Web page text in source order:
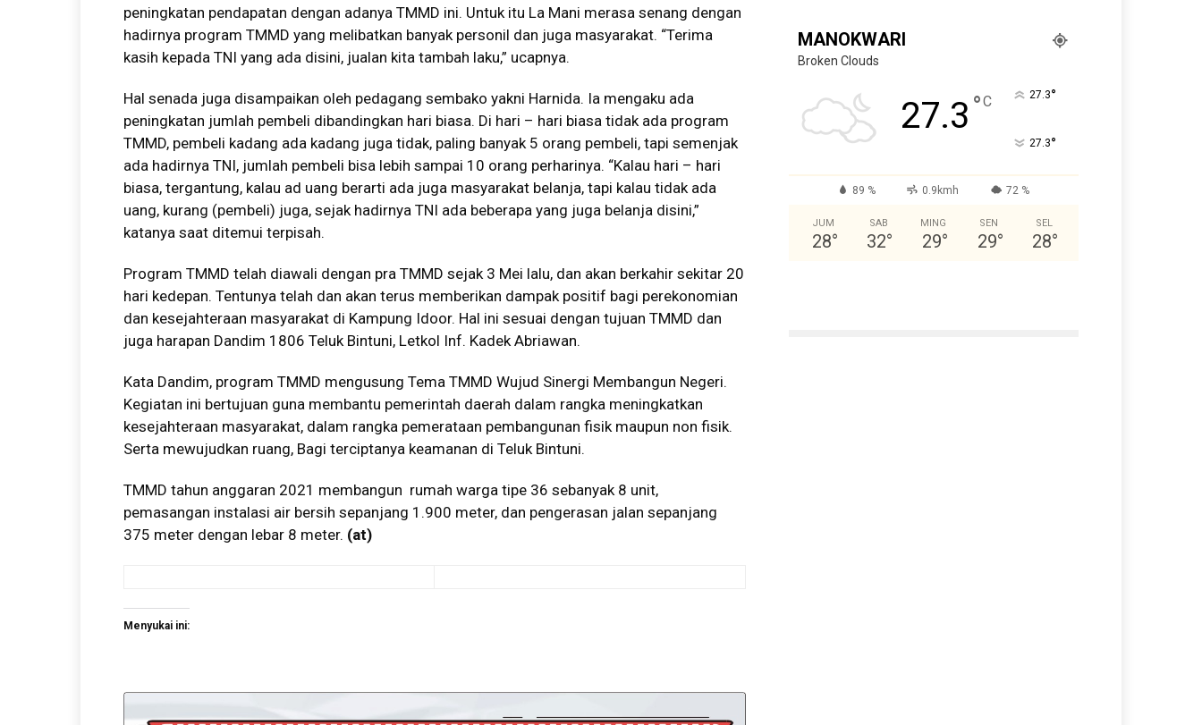
peningkatan pendapatan dengan adanya TMMD ini. Untuk itu La Mani merasa senang dengan
hadirnya program TMMD yang melibatkan banyak personil dan juga masyarakat. “Terima
kasih kepada TNI yang ada disini, jualan kita tambah laku,” ucapnya.
Hal senada juga disampaikan oleh pedagang sembako yakni Harnida. Ia mengaku ada
peningkatan jumlah pembeli dibandingkan hari biasa. Di hari – hari biasa tidak ada program
TMMD, pembeli kadang ada kadang juga tidak, paling banyak 5 orang pembeli, tapi semenjak
ada hadirnya TNI, jumlah pembeli bisa lebih sampai 10 orang perharinya. “Kalau hari – hari
biasa, tergantung, kalau ad uang berarti ada juga masyarakat belanja, tapi kalau tidak ada
uang, kurang (pembeli) juga, sejak hadirnya TNI ada beberapa yang juga belanja disini,”
katanya saat ditemui terpisah.
Program TMMD telah diawali dengan pra TMMD sejak 3 Mei lalu, dan akan berkahir sekitar 20
hari kedepan. Tentunya telah dan akan terus memberikan dampak positif bagi perekonomian
dan kesejahteraan masyarakat di Kampung Idoor. Hal ini sesuai dengan tujuan TMMD dan
juga harapan Dandim 1806 Teluk Bintuni, Letkol Inf. Kadek Abriawan.
Kata Dandim, program TMMD mengusung Tema TMMD Wujud Sinergi Membangun Negeri.
Kegiatan ini bertujuan guna membantu pemerintah daerah dalam rangka meningkatkan
kesejahteraan masyarakat, dalam rangka pemerataan pembangunan fisik maupun non fisik.
Serta mewujudkan ruang, Bagi terciptanya keamanan di Teluk Bintuni.
TMMD tahun anggaran 2021 membangun rumah warga tipe 36 sebanyak 8 unit,
pemasangan instalasi air bersih sepanjang 1.900 meter, dan pengerasan jalan sepanjang
375 meter dengan lebar 8 meter. (at)
Menyukai ini:
MANOKWARI
Broken Clouds
27.3 °C 27.3°
27.3°
89 % 0.9kmh 72 %
JUM
28°
SAB
32°
MING
29°
SEN
29°
SEL
28°